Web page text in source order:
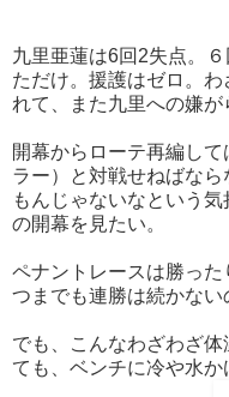
九里亜蓮は6回2失点。
ただけ。援護はゼロ。
れて、また九里への嫌が
開幕からローテ再編し
ラー）と対戦せねばな
もんじゃないなという
の開幕を見たい。
ペナントレースは勝っ
つまでも連勝は続かない
でも、こんなわざわざ
ても、ベンチに冷や水か